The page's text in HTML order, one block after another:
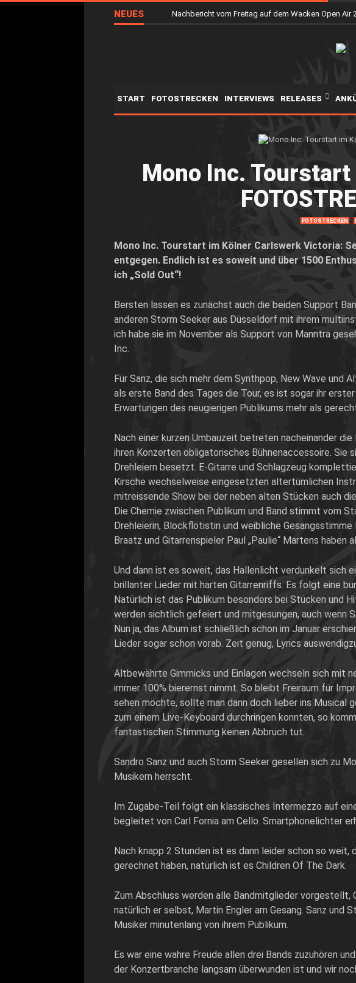
NEUES Nachbericht vom Freitag auf dem Wacken Open Air
START FOTOSTRECKEN INTERVIEWS RELEASES
Mono Inc.
FOTOSTRECKEN
Mono Inc. Tourstart im Kölner Carlswerk Victoria:
entgegen. Endlich ist es soweit und über 1500
ich „Sold Out“!
Bersten lassen es zunächst auch die beiden Support
anderen Storm Seeker aus Düsseldorf mit ihrem
ich habe sie im November als Support von Manntra
Inc.
Für Sanz, die sich mehr dem Synthpop, New Wave und
als erste Band des Tages die Tour, es ist sogar ihr
Erwartungen des neugierigen Publikums mehr als
Nach einer kurzen Umbauzeit betreten nacheinander
ihren Konzerten obligatorisches Bühnenaccessoire. Sie
Drehleiern besetzt. E-Gitarre und Schlagzeug
Kirsche wechselweise eingesetzten altertümlichen
mitreissende Show bei der neben alten Stücken auch
Die Chemie zwischen Publikum und Band stimmt vom
Drehleierin, Blockflötistin und weibliche Gesangsstimme
Braatz und Gitarrenspieler Paul „Paulie“ Martens haben
Und dann ist es soweit, das Hallenlicht verdunkelt sich
brillanter Lieder mit harten Gitarrenriffs. Es folgt eine
Natürlich ist das Publikum besonders bei Stücken und
werden sichtlich gefeiert und mitgesungen, auch wenn
Nun ja, das Album ist schließlich schon im Januar
Lieder sogar schon vorab. Zeit genug, Lyrics
Altbewährte Gimmicks und Einlagen wechseln sich mit
immer 100% bierernst nimmt. So bleibt Freiraum für
sehen möchte, sollte man dann doch lieber ins Musical
zum einem Live-Keyboard durchringen konnten, so
fantastischen Stimmung keinen Abbruch tut.
Sandro Sanz und auch Storm Seeker gesellen sich zu
Musikern herrscht.
Im Zugabe-Teil folgt ein klassisches Intermezzo auf
begleitet von Carl Fornia am Cello. Smartphonelichter
Nach knapp 2 Stunden ist es dann leider schon so
gerechnet haben, natürlich ist es Children Of The Dark.
Zum Abschluss werden alle Bandmitglieder vorgestellt,
natürlich er selbst, Martin Engler am Gesang. Sanz und
Musiker minutenlang von ihrem Publikum.
Es war eine wahre Freude allen drei Bands zuzuhören
der Konzertbranche langsam überwunden ist und wir